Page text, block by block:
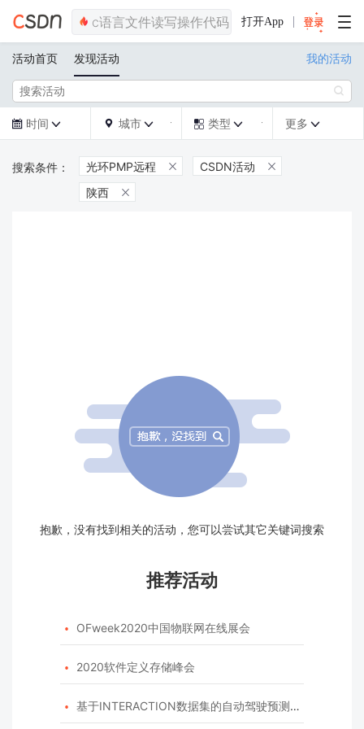
打开App
活动首页 发现活动 我的活动

 时间   城市   类型  更多 
光环PMP远程  CSDN活动 
陕西 
抱歉，没有找到相关的活动，您可以尝试其它关键词搜索
推荐活动
 OFweek2020中国物联网在线展会
 2020软件定义存储峰会
 基于INTERACTION数据集的自动驾驶预测模型挑战赛